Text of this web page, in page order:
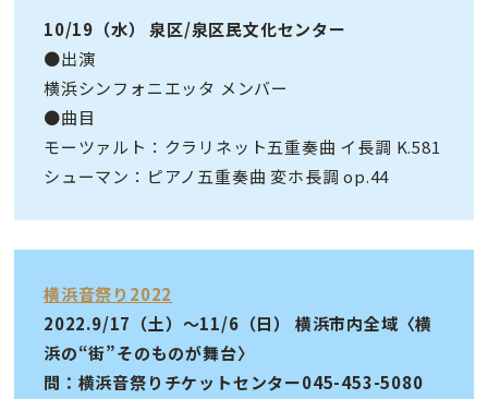
10/19（水） 泉区/泉区民文化センター
●出演
横浜シンフォニエッタ メンバー
●曲目
モーツァルト：クラリネット五重奏曲 イ長調 K.581
シューマン：ピアノ五重奏曲 変ホ長調 op.44
横浜音祭り2022
2022.9/17（土）〜11/6（日） 横浜市内全域〈横
浜の“街”そのものが舞台〉
問：横浜音祭りチケットセンター045-453-5080